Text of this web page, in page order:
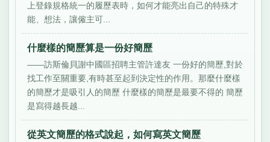
上登錄規格統一的履歷表時，如何才能亮出自己的特殊才
能、想法，讓僱主可...
什麼樣的簡歷算是一份好簡歷
——訪斯倫貝謝中國區招聘主管許達友 一份好的簡歷,對於
找工作至關重要,有時甚至起到決定性的作用。那麼什麼樣
的簡歷才是吸引人的簡歷 什麼樣的簡歷是最要不得的 簡歷
是寫得越長越...
從英文簡歷的格式說起，如何寫英文簡歷